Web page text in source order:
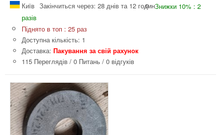
Київ Закінчиться через: 28 днів та 12 годинЗнижки 10% : 2
разів
Піднято в топ : 25 раз
Доступна кількість: 1
Доставка: Пакування за свій рахунок
115 Переглядів / 0 Питань / 0 відгуків